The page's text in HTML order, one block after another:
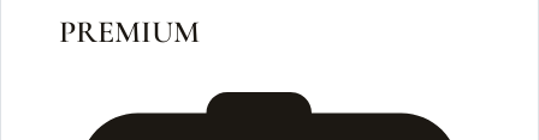
PREMIUM